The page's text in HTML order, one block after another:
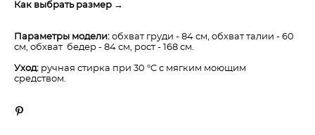
Как выбрать размер →
Параметры модели: обхват груди - 84 см, обхват талии - 60
см, обхват бедер - 84 см, рост - 168 см.
Уход: ручная стирка при 30 °C с мягким моющим
средством.